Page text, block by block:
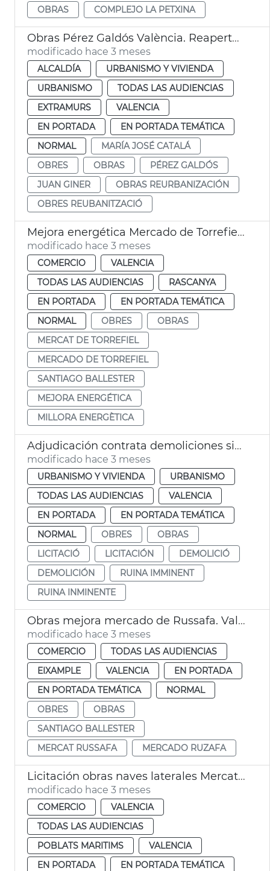
OBRAS COMPLEJO LA PETXINA
Obras Pérez Galdós València. Reapertura
modificado hace 3 meses
ALCALDÍA
URBANISMO Y VIVIENDA
URBANISMO
TODAS LAS AUDIENCIAS
EXTRAMURS
VALENCIA
EN PORTADA
EN PORTADA TEMÁTICA
NORMAL
MARÍA JOSÉ CATALÁ
OBRES
OBRAS
PÉREZ GALDÓS
JUAN GINER
OBRAS REURBANIZACIÓN
OBRES REUBANITZACIÓ
Mejora energética Mercado de Torrefiel València
modificado hace 3 meses
COMERCIO
VALENCIA
TODAS LAS AUDIENCIAS
RASCANYA
EN PORTADA
EN PORTADA TEMÁTICA
NORMAL
OBRES
OBRAS
MERCAT DE TORREFIEL
MERCADO DE TORREFIEL
SANTIAGO BALLESTER
MEJORA ENERGÉTICA
MILLORA ENERGÈTICA
Adjudicación contrata demoliciones situaciones ruina inminente València
modificado hace 3 meses
URBANISMO Y VIVIENDA
URBANISMO
TODAS LAS AUDIENCIAS
VALENCIA
EN PORTADA
EN PORTADA TEMÁTICA
NORMAL
OBRES
OBRAS
LICITACIÓ
LICITACIÓN
DEMOLICIÓ
DEMOLICIÓN
RUINA IMMINENT
RUINA INMINENTE
Obras mejora mercado de Russafa. València
modificado hace 3 meses
COMERCIO
TODAS LAS AUDIENCIAS
EIXAMPLE
VALENCIA
EN PORTADA
EN PORTADA TEMÁTICA
NORMAL
OBRES
OBRAS
SANTIAGO BALLESTER
MERCAT RUSSAFA
MERCADO RUZAFA
Licitación obras naves laterales Mercat Cabanyal
modificado hace 3 meses
COMERCIO
VALENCIA
TODAS LAS AUDIENCIAS
POBLATS MARITIMS
VALENCIA
EN PORTADA
EN PORTADA TEMÁTICA